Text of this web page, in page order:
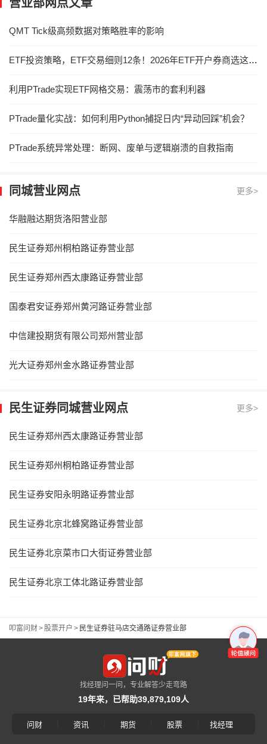
营业部网点文章
QMT Tick级高频数据对策略胜率的影响
ETF投资策略，ETF交易细则12条！2026年ETF开户券商选这家，惊喜费率！
利用PTrade实现ETF网格交易：震荡市的套利利器
PTrade量化实战：如何利用Python捕捉日内“异动回踩”机会？
PTrade系统异常处理：断网、废单与逻辑崩溃的自救指南
同城营业网点 更多>
华融融达期货洛阳营业部
民生证券郑州桐柏路证券营业部
民生证券郑州西太康路证券营业部
国泰君安证券郑州黄河路证券营业部
中信建投期货有限公司郑州营业部
光大证券郑州金水路证券营业部
民生证券同城营业网点 更多>
民生证券郑州西太康路证券营业部
民生证券郑州桐柏路证券营业部
民生证券安阳永明路证券营业部
民生证券北京北蜂窝路证券营业部
民生证券北京菜市口大街证券营业部
民生证券北京工体北路证券营业部
叩富问财> 股票开户 > 民生证券驻马店交通路证券营业部
找经理问一问，专业解答少走弯路
19年来，已帮助39,879,109人
问财 资讯 期货 股票 找经理